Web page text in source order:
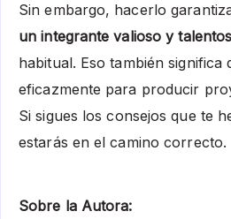
Sin embargo, hacerlo
un integrante valioso y
habitual. Eso también
eficazmente para producir
Si sigues los consejos que te
estarás en el camino correcto.
Sobre la Autora: